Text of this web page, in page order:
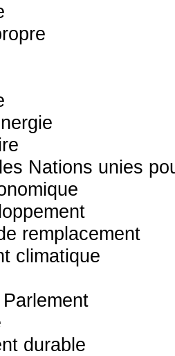
Nations unies
remplacement
climatique
durable